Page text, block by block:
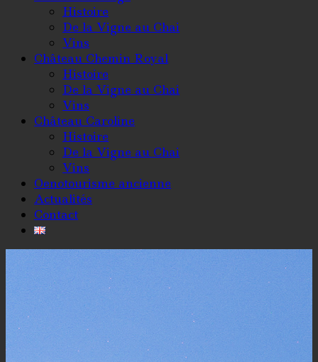
Histoire
De la Vigne au Chai
Vins
Château Chemin Royal
Histoire
De la Vigne au Chai
Vins
Château Caroline
Histoire
De la Vigne au Chai
Vins
Oenotourisme ancienne
Actualités
Contact